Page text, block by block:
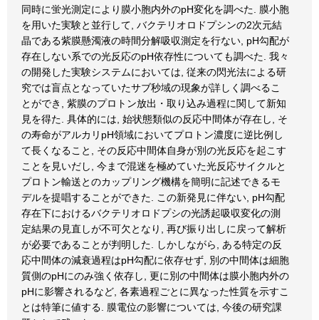
同時に蛍光測定により膜小胞内外のpH変化を調べた. 膜小胞
を用いた実験と並行して, バクテリオロドプシンの2次元結
晶である紫膜懸濁液の時間分解吸収測定を行ない, pH勾配が
存在しない系での光反応のpH依存性についても調べた. 我々
の開発した実験システムにおいては, 従来の閃光法による研
究では盲点となっていたサブ秒域の現象が詳しく調べるこ
とができ, 紫膜のプロトン放出・取り込み過程に関して新知
見を得た. 具体的には, 始状態類似の反応中間体が存在し, そ
の寿命がアルカリpH領域においてプロトン濃度に逆比例し
て長くなること, その反応中間体自身が別の光反応を起こす
ことを見いだし, 今まで混迷を極めていた光反応サイクルと
プロトン輸送とのカップリング機構を簡明に記述できるモ
デルを提唱することができた. この新発見に伴ない, pH勾配
存在下におけるバクテリオロドプシの光誘起吸収変化の測
定結果の見直しが不可欠となり, 再び振り出しに戻って解析
が必要であることが判明した. しかしながら, ある特定の反
応中間体の減衰過程はpH勾配に依存せず, 別の中間体は細胞
質側のpHにのみ強く依存し, 更に別の中間体は膜小胞内外の
pHに影響されるなど, 各素過程ごとに異なった性質を示すこ
とは特筆に値する. 膜電位の影響については, 今後の研究課